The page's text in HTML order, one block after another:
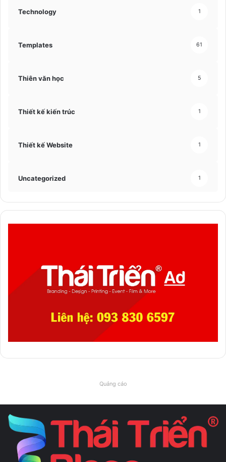
Technology 1
Templates 61
Thiên văn học 5
Thiết kế kiến trúc 1
Thiết kế Website 1
Uncategorized 1
Quảng cáo